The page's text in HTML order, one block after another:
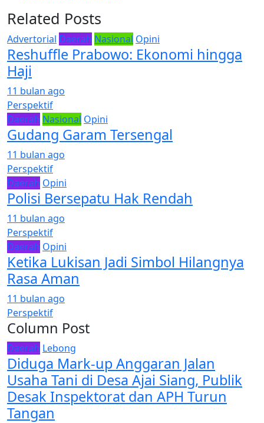
Related Posts
Advertorial Daerah Nasional Opini
Reshuffle Prabowo: Ekonomi hingga
Haji
11 bulan ago
Perspektif
Daerah Nasional Opini
Gudang Garam Tersengal
11 bulan ago
Perspektif
Daerah Opini
Polisi Bersepatu Hak Rendah
11 bulan ago
Perspektif
Daerah Opini
Ketika Lukisan Jadi Simbol Hilangnya
Rasa Aman
11 bulan ago
Perspektif
Column Post
Daerah Lebong
Diduga Mark-up Anggaran Jalan
Usaha Tani di Desa Ajai Siang, Publik
Desak Inspektorat dan APH Turun
Tangan